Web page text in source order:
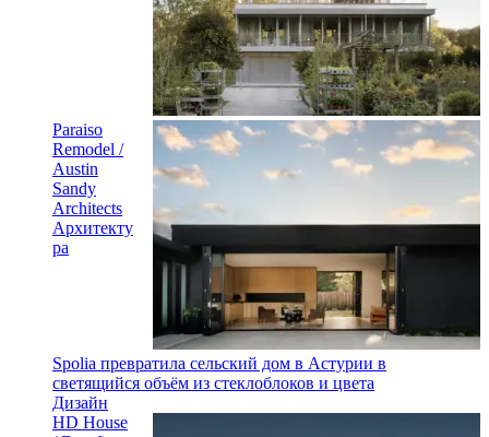
Paraiso
Remodel /
Austin
Sandy
Architects
Архитекту
ра
Spolia превратила сельский дом в Астурии в
светящийся объём из стеклоблоков и цвета
Дизайн
HD House